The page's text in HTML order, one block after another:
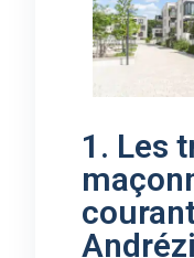
1. Les